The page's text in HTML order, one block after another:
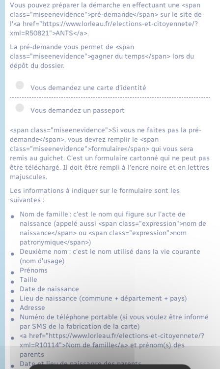
Vous pouvez préparer la démarche en effectuant une <span
class="miseenevidence">pré-demande</span> sur le site de
l'<a href="https://www.lorleau.fr/elections-et-citoyennete/?
xml=R50821">ANTS</a>.
La pré-demande vous permet de <span
class="miseenevidence">gagner du temps</span> lors du
dépôt du dossier.
Vous demandez une carte d'identité
Vous demandez un passeport
<span class="miseenevidence">Si vous ne faites pas la pré-
demande</span>, vous devrez remplir le <span
class="miseenevidence">formulaire</span> qui vous sera
remis au guichet. C'est un formulaire cartonné qui ne peut pas
être téléchargé. Il doit être rempli à l'encre noire et en lettres
majuscules.
Les informations à indiquer sur le formulaire sont les
suivantes :
Nom de famille : c'est le nom qui figure sur l'acte de
naissance (appelé aussi <span class="expression">nom de
naissance</span> ou <span class="expression">nom
patronymique</span>)
Deuxième nom : c'est le nom utilisé dans la vie courante
(nom d'usage)
Prénoms
Taille
Date de naissance
Lieu de naissance (commune + département + pays)
Adresse
Numéro de téléphone portable (si vous voulez être informé
par SMS de la fabrication de la carte)
<a href="https://www.lorleau.fr/elections-et-citoyennete/?
xml=R10114">Nom de famille</a> et prénom(s) des
parents
Date et lieu de naissance des parents